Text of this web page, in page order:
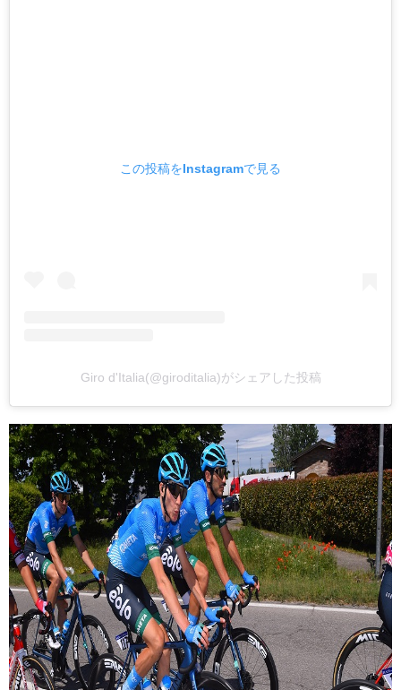
この投稿をInstagramで見る
Giro d'Italia(@giroditalia)がシェアした投稿